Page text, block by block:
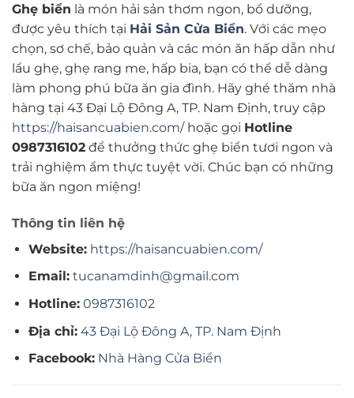
Ghẹ biển là món hải sản thơm ngon, bổ dưỡng,
được yêu thích tại Hải Sản Cửa Biển. Với các mẹo
chọn, sơ chế, bảo quản và các món ăn hấp dẫn như
lẩu ghẹ, ghẹ rang me, hấp bia, bạn có thể dễ dàng
làm phong phú bữa ăn gia đình. Hãy ghé thăm nhà
hàng tại 43 Đại Lộ Đông A, TP. Nam Định, truy cập
https://haisancuabien.com/hoặc gọi Hotline
0987316102 để thưởng thức ghẹ biển tươi ngon và
trải nghiệm ẩm thực tuyệt vời. Chúc bạn có những
bữa ăn ngon miệng!
Thông tin liên hệ
Website: https://haisancuabien.com/
Email: tucanamdinh@gmail.com
Hotline: 0987316102
Địa chỉ: 43 Đại Lộ Đông A, TP. Nam Định
Facebook: Nhà Hàng Cửa Biển